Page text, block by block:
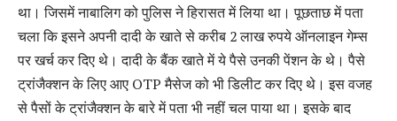
था। जिसमें नाबालिग को पुलिस ने हिरासत में लिया था। पूछताछ में पता
चला कि इसने अपनी दादी के खाते से करीब 2 लाख रुपये ऑनलाइन गेम्स
पर खर्च कर दिए थे। दादी के बैंक खाते में ये पैसे उनकी पेंशन के थे। पैसे
ट्रांजैक्शन के लिए आए OTP मैसेज को भी डिलीट कर दिए थे। इस वजह
से पैसों के ट्रांजैक्शन के बारे में पता भी नहीं चल पाया था। इसके बाद